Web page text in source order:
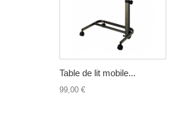
Table de lit mobile...
99,00 €